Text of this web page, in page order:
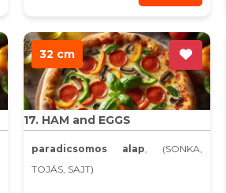
32 cm
17. HAM and EGGS
paradicsomos alap, (SONKA,
TOJÁS, SAJT)